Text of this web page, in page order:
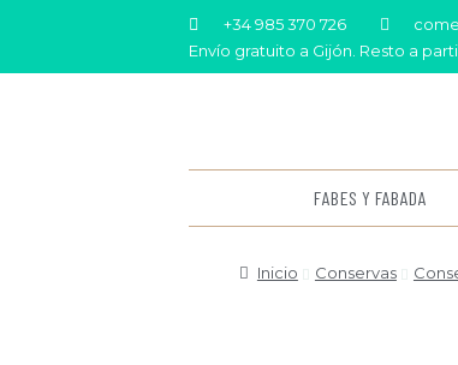
+34 985 370 726
Envío gratuito a Gijón. Resto a
FABES Y FABADA
Inicio Conservas